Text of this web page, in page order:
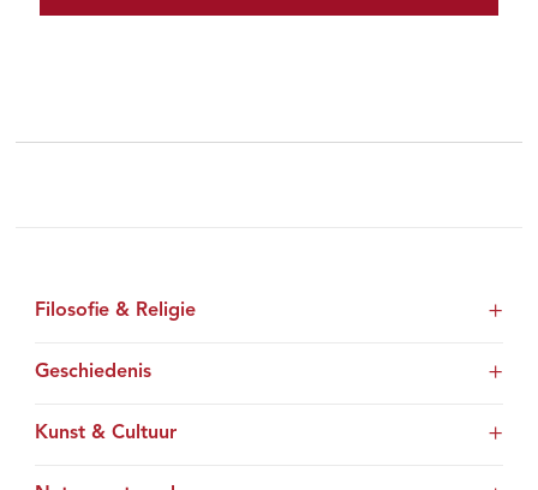
Filosofie & Religie
Geschiedenis
Kunst & Cultuur